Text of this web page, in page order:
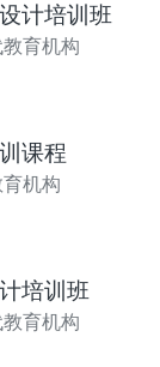
计培训班
育机构
课程
机构
培训班
育机构